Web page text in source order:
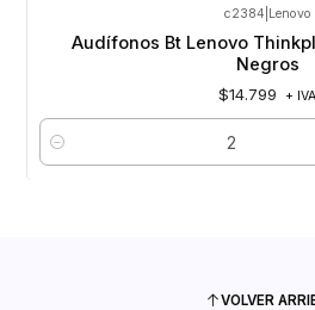
c2384 Lenovo
Audífonos Bt Lenovo
Negros
$14.799 + IVA
Cantidad
VOLVER